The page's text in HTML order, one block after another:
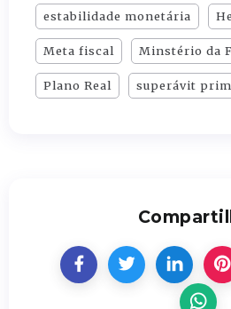
estabilidade monetária
Meta fiscal Minstério da
Plano Real superávit